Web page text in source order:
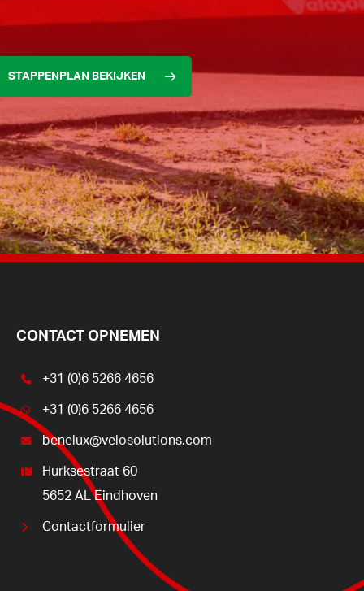
STAPPENPLAN BEKIJKEN
CONTACT OPNEMEN
+31 (0)6 5266 4656
+31 (0)6 5266 4656
benelux@velosolutions.com
Hurksestraat 60
5652 AL Eindhoven
Contactformulier